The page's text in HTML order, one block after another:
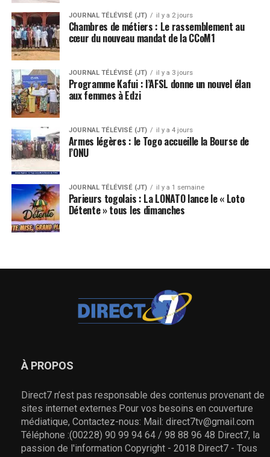
JOURNAL TÉLÉVISÉ (JT) il y a 2 jours
Chambres de métiers : Le rassemblement au
cœur du nouveau mandat de la CCoM1
JOURNAL TÉLÉVISÉ (JT) il y a 3 jours
Programme Kafui : l’AFSL donne un nouvel élan
aux femmes à Edzi
JOURNAL TÉLÉVISÉ (JT) il y a 4 jours
Armes légères : le Togo accueille la Bourse de
l’ONU
JOURNAL TÉLÉVISÉ (JT) il y a 1 semaine
Parieurs togolais : La LONATO lance le « Loto
Détente » tous les dimanches
À PROPOS
Direct7 n’est pas responsable des contenus provenant de
sites internet externes.Pour vos besoins en couverture
médiatique, Contactez-nous: Mail: direct7tv@gmail.com
Téléphone :(00228) 90 99 94 64 / 98 88 96 48 Direct7, la
passion de l'information Copyright - 2018 Direct7 - Tous